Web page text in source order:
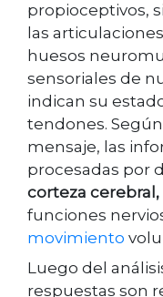
propioceptivos,
las
huesos
sensoriales de
indican su
tendones.
mensaje, las
procesadas por
corteza cerebral,
funciones
movimiento
Luego del
respuestas son